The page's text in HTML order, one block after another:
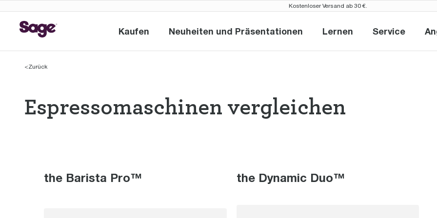
Kostenloser Versand ab 30 €.
Kaufen
Kaufen Neuheiten und Präsentationen
Neuheiten und Präsentationen
Lernen
Lernen Service
Service
<Zurück
Espressomaschinen the
Espressomaschinen vergleichen
the Barista Pro™ the Dynamic Duo™